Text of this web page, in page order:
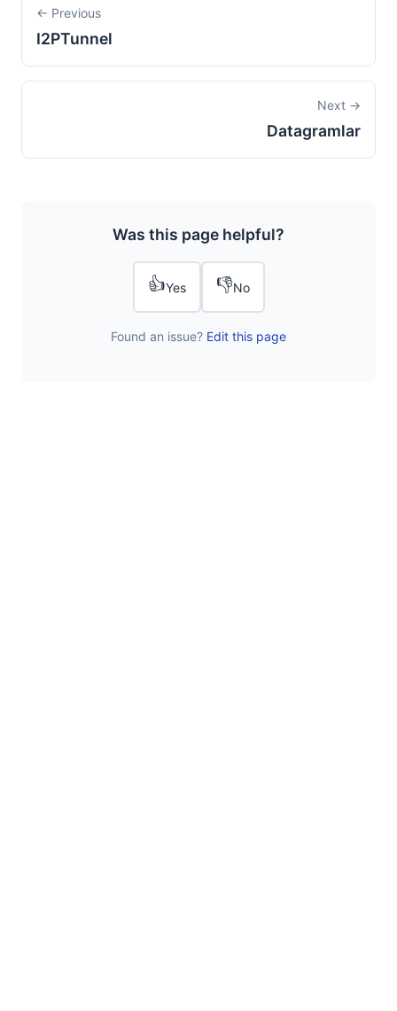
← Previous
I2PTunnel
Next →
Datagramlar
Was this page helpful?
👍Yes 👎No
Found an issue? Edit this page